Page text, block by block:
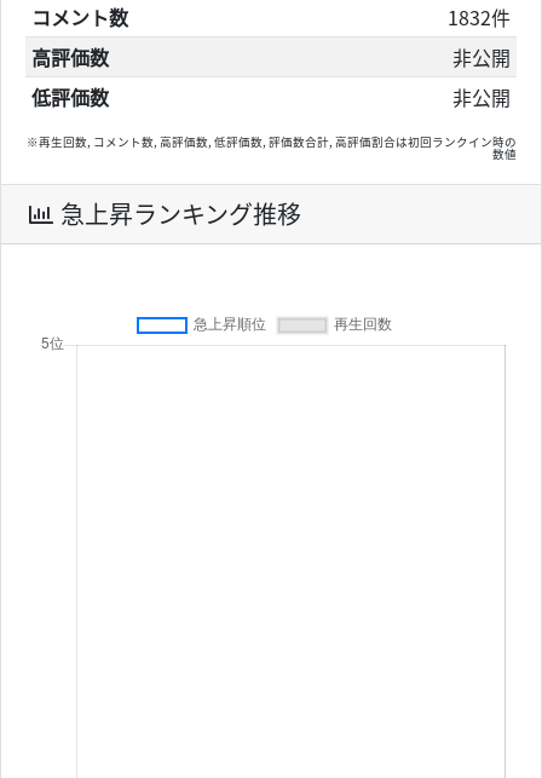
コメント数
1832件
高評価数
非公開
低評価数
非公開
※再生回数, コメント数, 高評価数, 低評価数, 評価数合計, 高評価割合は初回ランクイン時の
数値
急上昇ランキング推移